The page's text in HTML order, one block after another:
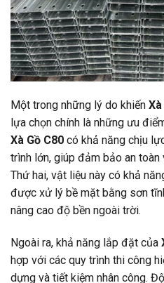
Một trong những lý do khiến
lựa chọn chính là những ưu
Xà Gồ C80 có khả năng chịu
trình lớn, giúp đảm bảo an
Thứ hai, vật liệu này có khả
được xử lý bề mặt bằng sơn
nâng cao độ bền ngoài trời.
Ngoài ra, khả năng lắp đặt của
hợp với các quy trình thi công
dựng và tiết kiệm nhân công.